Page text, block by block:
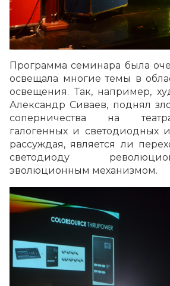
Программа семинара была
освещала многие темы в
освещения. Так, например,
Александр Сиваев, поднял
соперничества на
галогенных и светодиодных
рассуждая, является ли
светодиоду
эволюционным механизмом.